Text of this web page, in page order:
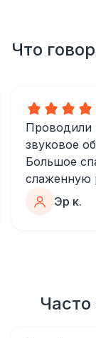
Что
Проводили
звуковое
Большое
слаженную
очень
Все
Эр к.